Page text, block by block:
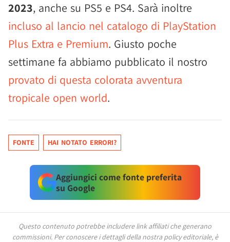
2023, anche su PS5 e PS4. Sarà inoltre
incluso al lancio nel catalogo di PlayStation
Plus Extra e Premium. Giusto poche
settimane fa abbiamo pubblicato il nostro
provato di questa colorata avventura
tropicale open world.
FONTE HAI NOTATO ERRORI?
Aggiungici come fonte preferita
su Google
Questo contenuto potrebbe includere link affiliati che generano
commissioni. Per conoscere i dettagli della nostra policy editoriale, è